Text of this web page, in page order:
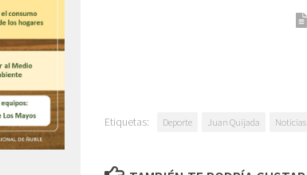
Etiquetas: Deporte Juan Quijada Noticias